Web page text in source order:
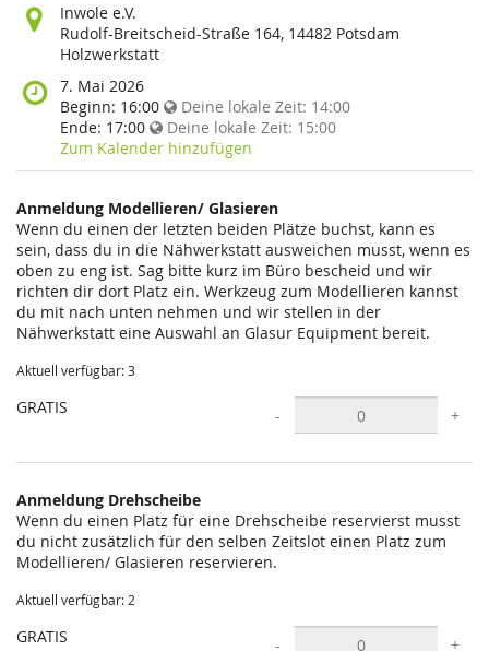
Wo
findet
diese
statt?
Inwole e.V.
Rudolf-Breitscheid-Straße 164, 14482 Potsdam
Holzwerkstatt
Wann
findet
diese
Veranstaltung
statt?
7. Mai 2026
Beginn: 16:00 Deine lokale Zeit: 14:00
Ende: 17:00 Deine lokale Zeit: 15:00
Zum Kalender hinzufügen
Anmeldung Modellieren/ Glasieren
Wenn du einen der letzten beiden Plätze buchst, kann es
sein, dass du in die Nähwerkstatt ausweichen musst, wenn es
oben zu eng ist. Sag bitte kurz im Büro bescheid und wir
richten dir dort Platz ein. Werkzeug zum Modellieren kannst
du mit nach unten nehmen und wir stellen in der
Nähwerkstatt eine Auswahl an Glasur Equipment bereit.
Aktuell verfügbar: 3
GRATIS - +
Anmeldung Drehscheibe
Wenn du einen Platz für eine Drehscheibe reservierst musst
du nicht zusätzlich für den selben Zeitslot einen Platz zum
Modellieren/ Glasieren reservieren.
Aktuell verfügbar: 2
GRATIS - +